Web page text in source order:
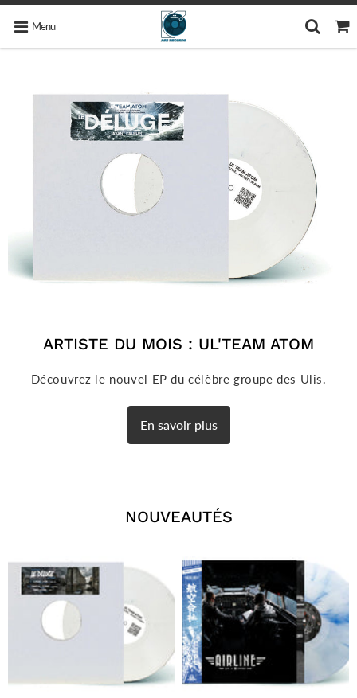
Menu
ARTISTE DU MOIS : UL'TEAM ATOM
Découvrez le nouvel EP du célèbre groupe des Ulis.
En savoir plus
NOUVEAUTÉS